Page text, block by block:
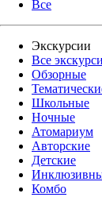
Все
Экскурсии
Все
Обзорные
Школьные
Ночные
Атомариум
Авторские
Детские
Комбо